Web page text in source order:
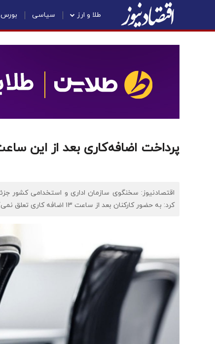
طلا و ارز سیاسی بورس
پرداخت اضافه‌کاری بعد از این
اقتصادنیوز: سخنگوی سازمان اداری و استخدامی کشور
کرد: به حضور کارکنان بعد از ساعت ۱۳ اضافه کاری تعلق نمی‌گیرد.